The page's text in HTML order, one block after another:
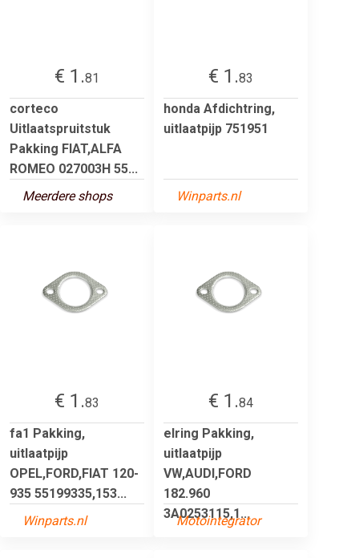
€ 1.81
corteco
Uitlaatspruitstuk
Pakking FIAT,ALFA
ROMEO 027003H 55...
Meerdere shops
€ 1.83
honda Afdichtring,
uitlaatpijp 751951
Winparts.nl
€ 1.83
fa1 Pakking,
uitlaatpijp
OPEL,FORD,FIAT 120-
935 55199335,153...
Winparts.nl
€ 1.84
elring Pakking,
uitlaatpijp
VW,AUDI,FORD
182.960
3A0253115,1...
Motointegrator